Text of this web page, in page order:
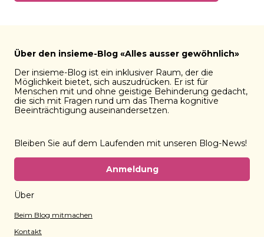
Über den insieme-Blog «Alles ausser gewöhnlich»
Der insieme-Blog ist ein inklusiver Raum, der die
Möglichkeit bietet, sich auszudrücken. Er ist für
Menschen mit und ohne geistige Behinderung gedacht,
die sich mit Fragen rund um das Thema kognitive
Beeinträchtigung auseinandersetzen.
Bleiben Sie auf dem Laufenden mit unseren Blog-News!
Anmeldung
Über
Beim Blog mitmachen
Kontakt